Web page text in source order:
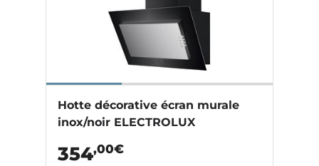
Hotte décorative écran murale
inox/noir ELECTROLUX
354,00€